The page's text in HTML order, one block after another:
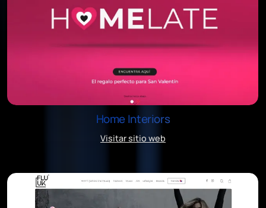
Home Interiors
Visitar sitio web